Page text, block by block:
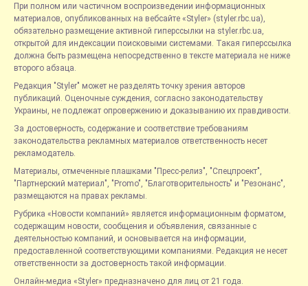
При полном или частичном воспроизведении информационных
материалов, опубликованных на вебсайте «Styler» (styler.rbc.ua),
обязательно размещение активной гиперссылки на styler.rbc.ua,
открытой для индексации поисковыми системами. Такая гиперссылка
должна быть размещена непосредственно в тексте материала не ниже
второго абзаца.
Редакция "Styler" может не разделять точку зрения авторов
публикаций. Оценочные суждения, согласно законодательству
Украины, не подлежат опровержению и доказыванию их правдивости.
За достоверность, содержание и соответствие требованиям
законодательства рекламных материалов ответственность несет
рекламодатель.
Материалы, отмеченные плашками "Пресс-релиз", "Спецпроект",
"Партнерский материал", "Promo", "Благотворительность" и "Резонанс",
размещаются на правах рекламы.
Рубрика «Новости компаний» является информационным форматом,
содержащим новости, сообщения и объявления, связанные с
деятельностью компаний, и основывается на информации,
предоставленной соответствующими компаниями. Редакция не несет
ответственности за достоверность такой информации.
Онлайн-медиа «Styler» предназначено для лиц от 21 года.